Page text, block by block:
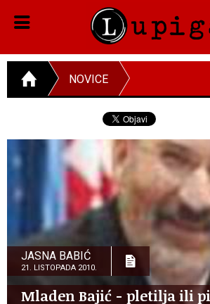
NOVICE
JASNA BABIĆ
21. LISTOPADA 2010.
Mladen Bajić - pletilja ili